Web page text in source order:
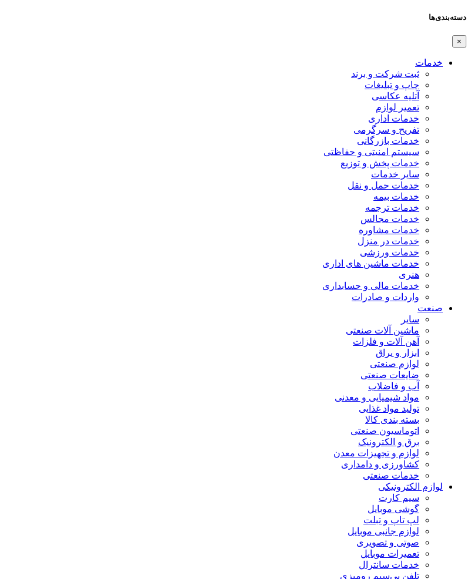
دسته‌بندی‌ها
×
خدمات
ثبت شرکت و برند
چاپ و تبلیغات
آتلیه عکاسی
تعمیر لوازم
خدمات اداری
تفریح و سرگرمی
خدمات بازرگانی
سیستم امنیتی و حفاظتی
خدمات پخش و توزیع
سایر خدمات
خدمات حمل و نقل
خدمات بیمه
خدمات ترجمه
خدمات مجالس
خدمات مشاوره
خدمات در منزل
خدمات ورزشی
خدمات ماشین های اداری
هنری
خدمات مالی و حسابداری
واردات و صادرات
صنعت
سایر
ماشین آلات صنعتی
آهن آلات و فلزات
ابزار و یراق
لوازم صنعتی
ضایعات صنعتی
آب و فاضلاب
مواد شیمیایی و معدنی
تولید مواد غذایی
بسته بندی کالا
اتوماسیون صنعتی
برق و الکترونیک
لوازم و تجهیزات معدن
کشاورزی و دامداری
خدمات صنعتی
لوازم الکترونیکی
سیم کارت
گوشی موبایل
لپ تاپ و تبلت
لوازم جانبی موبایل
صوتی و تصویری
تعمیرات موبایل
خدمات سانترال
تلفن بی‌سیم رومیزی